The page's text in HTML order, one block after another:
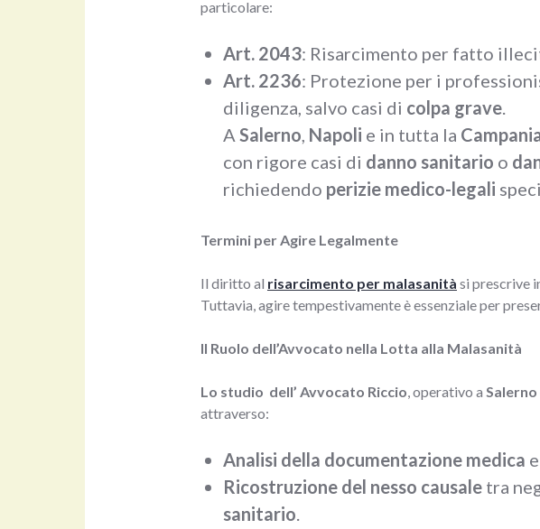
particolare:
Art. 2043: Risarcimento per fatto
Art. 2236: Protezione per i
diligenza, salvo casi di colpa grave.
A Salerno, Napoli e in tutta la
con rigore casi di danno sanitario o
richiedendo perizie medico-legali
Termini per Agire Legalmente
Il diritto al risarcimento per malasanità si prescrive
Tuttavia, agire tempestivamente è essenziale per
Il Ruolo dell’Avvocato nella Lotta alla Malasanità
Lo studio dell’ Avvocato Riccio, operativo a Salerno
attraverso:
Analisi della documentazione medica
Ricostruzione del nesso causaletra
sanitario.